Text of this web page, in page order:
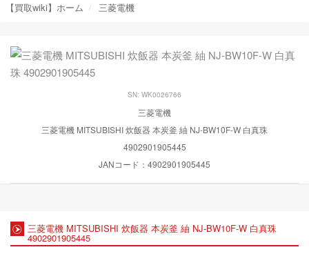
【買取wiki】ホーム 三菱電機
SN: WK0026766
三菱電機
三菱電機 MITSUBISHI 炊飯器 本炭釜 紬 NJ-BW10F-W 白真珠
4902901905445
JANコード：4902901905445
三菱電機 MITSUBISHI 炊飯器 本炭釜 紬 NJ-BW10F-W 白真珠
4902901905445